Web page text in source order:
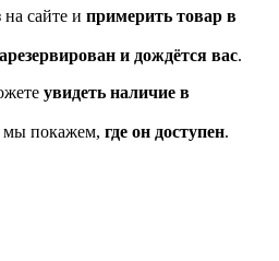
сайте и примерить товар в
и дождётся вас.
увидеть наличие в
мы покажем, где он доступен.